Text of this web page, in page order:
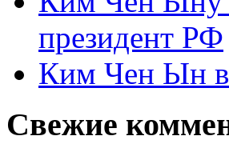
президент РФ
Ким Чен Ын
Свежие